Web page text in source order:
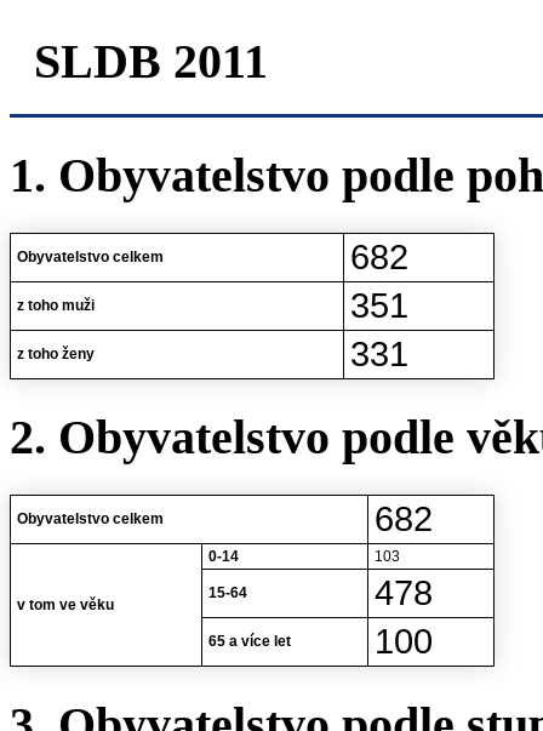
SLDB 2011
1. Obyvatelstvo podle
Obyvatelstvo celkem 682
z toho muži 351
z toho ženy 331
2. Obyvatelstvo podle
Obyvatelstvo celkem 682
v tom ve věku
0-14 103
15-64 478
65 a více let 100